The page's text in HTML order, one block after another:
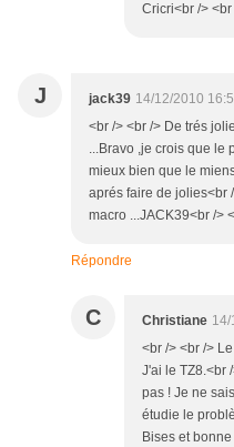
Cricri<br />
J jack39 14/12/2010
<br /> <br /> De trés
...Bravo ,je crois que le
mieux bien que le
aprés faire de jolies<br
macro ...JACK39<br />
Répondre
C Christiane
<br /> <br />
J'ai le TZ8.<br
pas ! Je ne
étudie le
Bises et